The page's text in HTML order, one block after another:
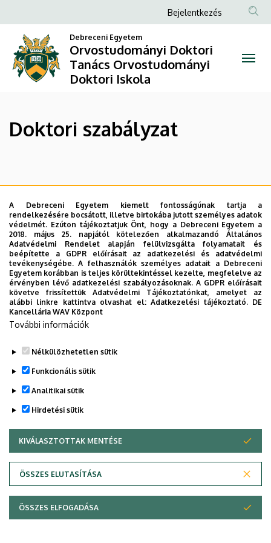
szabályzat
Orvostudományi
Tanács
Doktori
Iskola
a
tartalomra
Anonim
fiók
menüje
Bejelentkezés
Debreceni Egyetem
Orvostudományi Doktori
Tanács Orvostudományi
Doktori Iskola
Doktori szabályzat
Doktori szabályzat 2016. szeptember előtt induló
képzésekre és2016. szeptember után induló
képzésekrekülön található meg.
Ezeket a dokumentumokat megtalálja aLetölthető
Dokumentumokmenüpontnál, vagykattintson ide >>>
Legutóbbi frissítés: 2023. 03. 26. 20:02
Adatvédelem
Szerzői jog © 2026 Unideb
A Debreceni Egyetem kiemelt fontosságúnak tartja a
rendelkezésére bocsátott, illetve birtokába jutott személyes adatok
védelmét. Ezúton tájékoztatjuk Önt, hogy a Debreceni Egyetem a
2018. május 25. napjától kötelezően alkalmazandó Általános
Adatvédelmi Rendelet alapján felülvizsgálta folyamatait és
beépítette a GDPR előírásait az adatkezelési és adatvédelmi
tevékenységébe. A felhasználók személyes adatait a Debreceni
Egyetem korábban is teljes körültekintéssel kezelte, megfelelve az
érvényben lévő adatkezelési szabályozásoknak. A GDPR előírásait
követve frissítettük Adatvédelmi Tájékoztatónkat, amelyet az
alábbi linkre kattintva olvashat el:Adatkezelési tájékoztató. DE
Kancellária WAV Központ
További információk
Nélkülözhetetlen sütik
Funkcionális sütik
Analitikai sütik
Hirdetési sütik
KIVÁLASZTOTTAK MENTÉSE
ÖSSZES ELUTASÍTÁSA
WITHDRAW CONSENT
ÖSSZES ELFOGADÁSA